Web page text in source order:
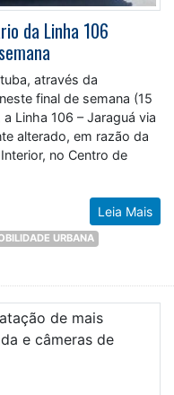
da Linha 106
através da
final de semana (15
Linha 106 – Jaraguá via
alterado, em razão da
no Centro de
Leia Mais
URBANA